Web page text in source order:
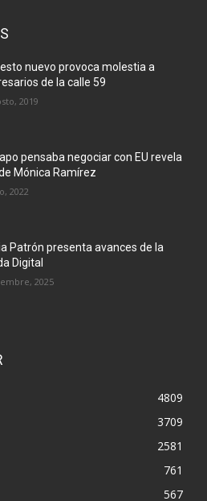
nuevo provoca molestia a
de la calle 59
2019
pensaba negociar con EU revela
Mónica Ramírez
2022
Patrón presenta avances de la
Digital
2025
4809
3709
2581
761
567